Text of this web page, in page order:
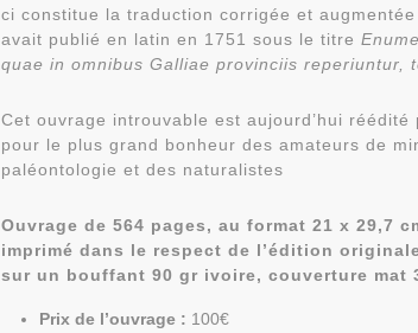
ci constitue la traduction corrigée et augmentée
avait publié en latin en 1751 sous le titre
quae in omnibus Galliae provinciis reperiuntur,
Cet ouvrage introuvable est aujourd’hui réédité
pour le plus grand bonheur des amateurs de
paléontologie et des naturalistes
Ouvrage de 564 pages, au format 21 x 29,7
imprimé dans le respect de l’édition
sur un bouffant 90 gr ivoire, couverture mat
Prix de l’ouvrage : 100€